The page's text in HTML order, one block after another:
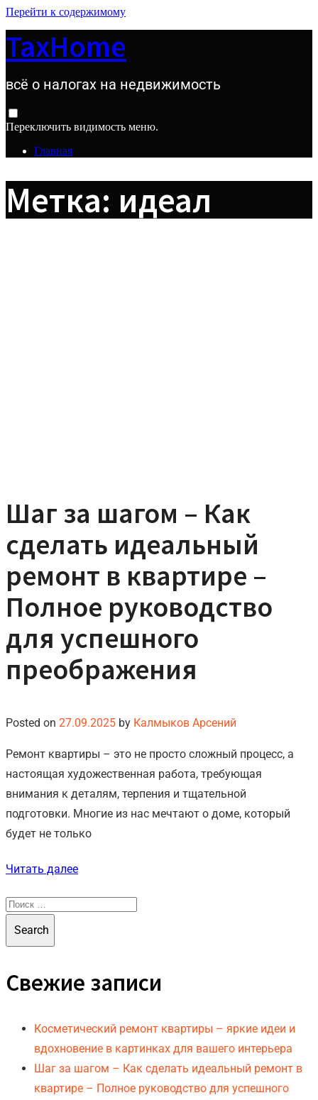
Перейти к содержимому
TaxHome
всё о налогах на недвижимость
Переключить видимость меню.
Главная
Метка: идеал
Шаг за шагом – Как
сделать идеальный
ремонт в квартире –
Полное руководство
для успешного
преображения
Posted on 27.09.2025 by Калмыков Арсений
Ремонт квартиры – это не просто сложный процесс, а
настоящая художественная работа, требующая
внимания к деталям, терпения и тщательной
подготовки. Многие из нас мечтают о доме, который
будет не только
Читать далее
Search
Свежие записи
Косметический ремонт квартиры – яркие идеи и
вдохновение в картинках для вашего интерьера
Шаг за шагом – Как сделать идеальный ремонт в
квартире – Полное руководство для успешного